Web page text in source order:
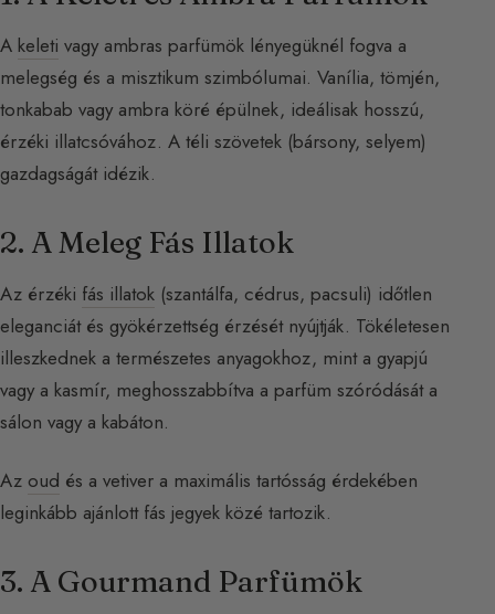
A keleti vagy ambras parfümök lényegüknél fogva a
melegség és a misztikum szimbólumai. Vanília, tömjén,
tonkabab vagy ambra köré épülnek, ideálisak hosszú,
érzéki illatcsóvához. A téli szövetek (bársony, selyem)
gazdagságát idézik.
2. A Meleg Fás Illatok
Az érzéki fás illatok (szantálfa, cédrus, pacsuli) időtlen
eleganciát és gyökérzettség érzését nyújtják. Tökéletesen
illeszkednek a természetes anyagokhoz, mint a gyapjú
vagy a kasmír, meghosszabbítva a parfüm szóródását a
sálon vagy a kabáton.
Az oud és a vetiver a maximális tartósság érdekében
leginkább ajánlott fás jegyek közé tartozik.
3. A Gourmand Parfümök